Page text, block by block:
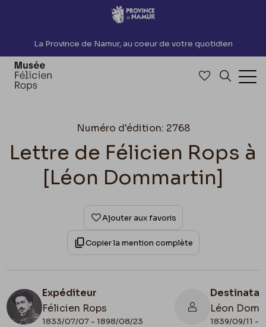
Accèder directement au contenu
La Province de Namur, au coeur de votre quotidien
Accéder à
Numéro d'édition: 2768
Lettre de Félicien Rops à
[Léon Dommartin]
Ajouter aux favoris
Copier la mention complète
Expéditeur
Félicien Rops
1833/07/07 - 1898/08/23
Léon
1839/09/11 -